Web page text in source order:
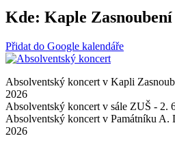
Kde: Kaple
Přidat do Google kalendáře
Absolventský koncert v Kapli
2026
Absolventský koncert v sále ZUŠ - 2.
Absolventský koncert v Památníku
2026